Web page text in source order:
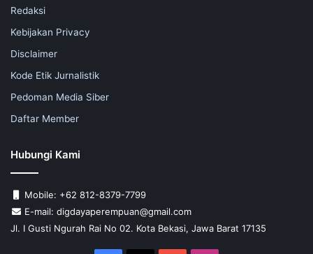
Redaksi
Kebijakan Privacy
Disclaimer
Kode Etik Jurnalistik
Pedoman Media Siber
Daftar Member
Hubungi Kami
Mobile: +62 812-8379-7799
E-mail: digdayaperempuan@gmail.com
Jl. I Gusti Ngurah Rai No 02. Kota Bekasi, Jawa Barat 17135